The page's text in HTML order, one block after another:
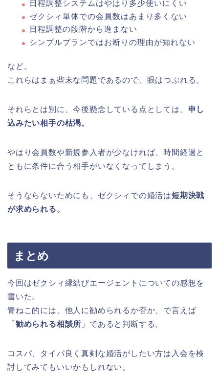
日程調整システムはやはり多少使いにくい
ゼクシィ単体での会員数はあまり多くない
日程調整の段階から進まない
シンプルプランではお断りの理由が知れない
など。
これらはまぁ些末な問題であるので、眼はつぶれる。
それらとは別に、今後懸念している点としては、 申し
込みたい相手の枯渇。
やはり会員数や新規参入者が少なければ、時間経過と
ともに条件に合う相手がいなくなってしまう。
そうならないためにも、ゼクシィでの婚活は短期決戦
が求められる。
まとめ
今回はゼクシィ縁結びエージェントについての感想を
書いた。
青ねこ的には、他人に勧められるか否か、で言えば
「 勧められる相談所 」であると判断する。
コスパ、タイパ良く真剣な婚活がしたい方は入会を検
討してみてもいいかもしれない。